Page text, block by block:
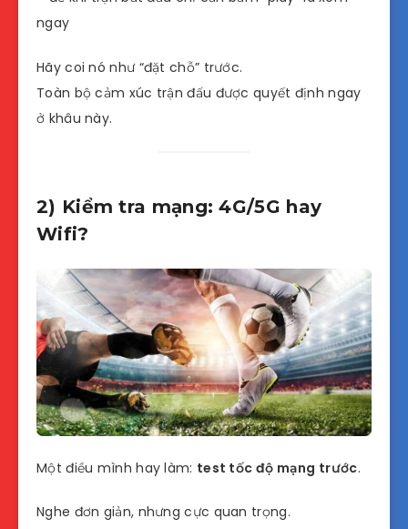
ngay
Hãy coi nó như “đặt chỗ” trước.
Toàn bộ cảm xúc trận đấu được quyết định ngay
ở khâu này.
2) Kiểm tra mạng: 4G/5G hay
Wifi?
Một điều mình hay làm: test tốc độ mạng trước.
Nghe đơn giản, nhưng cực quan trọng.